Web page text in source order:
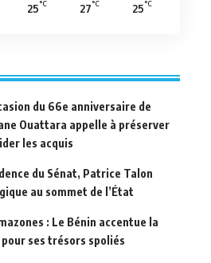
25°C 27°C 25°C
du 66e anniversaire de
Ouattara appelle à préserver
les acquis
du Sénat, Patrice Talon
au sommet de l’État
: Le Bénin accentue la
ses trésors spoliés